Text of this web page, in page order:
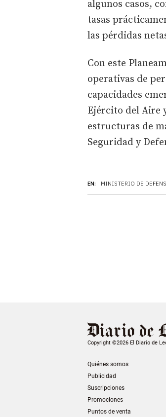
EN: MINISTERIO DE
algunos casos,
tasas
las pérdidas
Con este
operativas de
capacidades
Ejército del Aire
estructuras de
Seguridad y
Copyright ©2026 El Diario de
Quiénes somos
Publicidad
Suscripciones
Promociones
Puntos de venta